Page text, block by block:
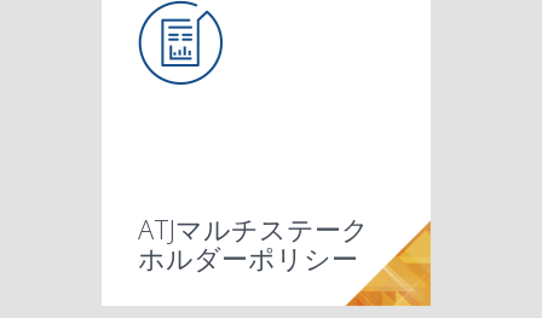
ATJマルチステーク
ホルダーポリシー